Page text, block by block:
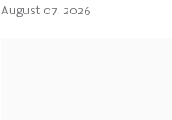
August 07, 2026